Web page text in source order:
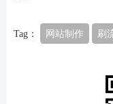
Tag： 网站制作 刷